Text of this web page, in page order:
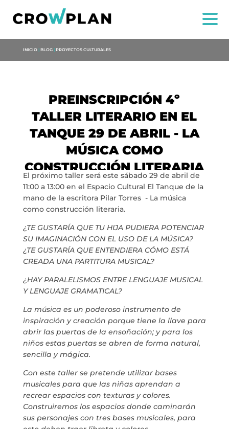
US
MARIA ANCHIETA
CONTACT
LA NEUROLITERATURA ENTRA
EN NUESTROS OBJETIVOS
porDigital
WE ARE TRANSPARENT
INICIO | BLOG | PROYECTOS CULTURALES
PREINSCRIPCIÓN 4º
TALLER LITERARIO EN EL
TANQUE 29 DE ABRIL - LA
MÚSICA COMO
CONSTRUCCIÓN LITERARIA
El próximo taller será este sábado 29 de abril de
11:00 a 13:00 en el Espacio Cultural El Tanque de la
mano de la escritora Pilar Torres - La música
como construcción literaria.
¿TE GUSTARÍA QUE TU HIJA PUDIERA POTENCIAR
SU IMAGINACIÓN CON EL USO DE LA MÚSICA?
¿TE GUSTARÍA QUE ENTENDIERA CÓMO ESTÁ
CREADA UNA PARTITURA MUSICAL?
¿HAY PARALELISMOS ENTRE LENGUAJE MUSICAL
Y LENGUAJE GRAMATICAL?
La música es un poderoso instrumento de
inspiración y creación porque tiene la llave para
abrir las puertas de la ensoñación; y para los
niños estas puertas se abren de forma natural,
sencilla y mágica.
Con este taller se pretende utilizar bases
musicales para que las niñas aprendan a
recrear espacios con texturas y colores.
Construiremos los espacios donde caminarán
sus personajes con tres bases musicales, para